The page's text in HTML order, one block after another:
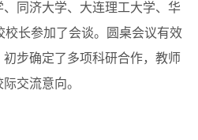
同济大学、大连理工大学、华
校长参加了会谈。圆桌会议有效
步确定了多项科研合作，教师
交流意向。